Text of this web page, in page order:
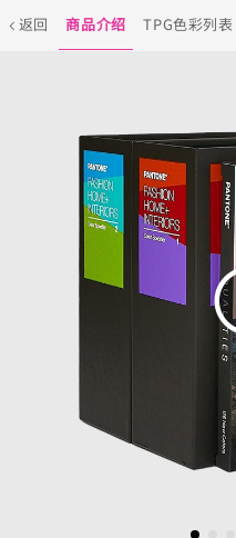
返回 商品介绍 TPG色彩列表